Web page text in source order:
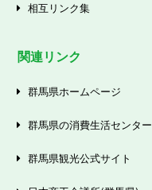
相互リンク集
関連リンク
群馬県ホームページ
群馬県の消費生活センター
群馬県観光公式サイト